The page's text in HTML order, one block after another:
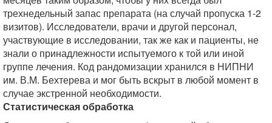
трехнедельный запас препарата (на случай пропуска 1-2
визитов). Исследователи, врачи и другой персонал,
участвующие в исследовании, так же как и пациенты, не
знали о принадлежности испытуемого к той или иной
группе лечения. Код рандомизации хранился в НИПНИ
им. В.М. Бехтерева и мог быть вскрыт в любой момент в
случае экстренной необходимости.
Статистическая обработка